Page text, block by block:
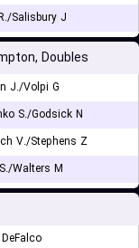
Salisbury J.
Doubles
J./Volpi G.
S./Godsick N.
V./Stephens Z.
Walters M.